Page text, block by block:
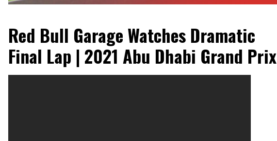
Red Bull Garage Watches Dramatic
Final Lap | 2021 Abu Dhabi Grand Prix